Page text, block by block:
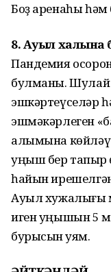
Боҙ аренаһы һәм
8. Ауыл халҡына
Пандемия
булманы. Шулай
эшкәртеүселәр
эшмәкәрлеген
алымына
уңыш бер тапҡыр
һайын
Ауыл хужалығы
иген уңышын 5
бурысын ҡуям.